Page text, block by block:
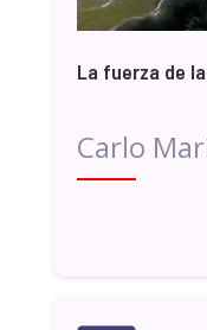
La fuerza de
Carlo